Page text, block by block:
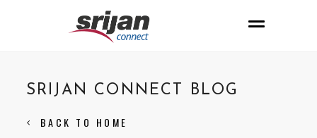
SRIJAN CONNECT BLOG
BACK TO HOME